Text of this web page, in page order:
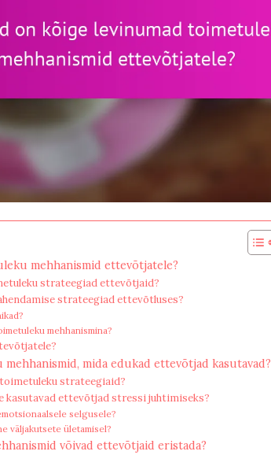
mehhanismid ettevõtjatele?
strateegiad ettevõtjaid?
strateegiad ettevõtluses?
mehhanismina?
mida edukad ettevõtjad kasutavad?
strateegiaid?
kasutavad ettevõtjad stressi juhtimiseks?
selgusele?
väljakutsete ületamisel?
võivad ettevõtjaid eristada?